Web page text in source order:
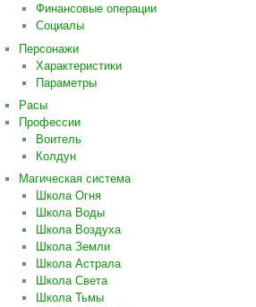
Финансовые операции
Социалы
Персонажи
Характеристики
Параметры
Расы
Профессии
Воитель
Колдун
Магическая система
Школа Огня
Школа Воды
Школа Воздуха
Школа Земли
Школа Астрала
Школа Света
Школа Тьмы